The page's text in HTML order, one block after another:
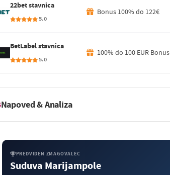
22bet stavnica
5.0
Bonus 100% do 122€
BetLabel stavnica
5.0
100% do 100 EUR Bonus
Napoved & Analiza
PREDVIDEN ZMAGOVALEC
Suduva Marijampole